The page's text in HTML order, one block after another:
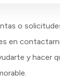
o
en
y hacer